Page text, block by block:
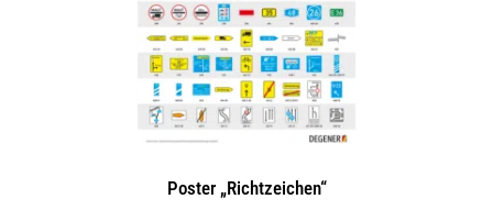
Poster „Richtzeichen“